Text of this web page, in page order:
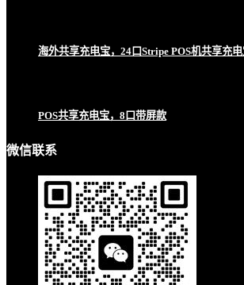
海外共享充电宝，24口Stripe POS机共享充
POS共享充电宝，8口带屏款
微信联系